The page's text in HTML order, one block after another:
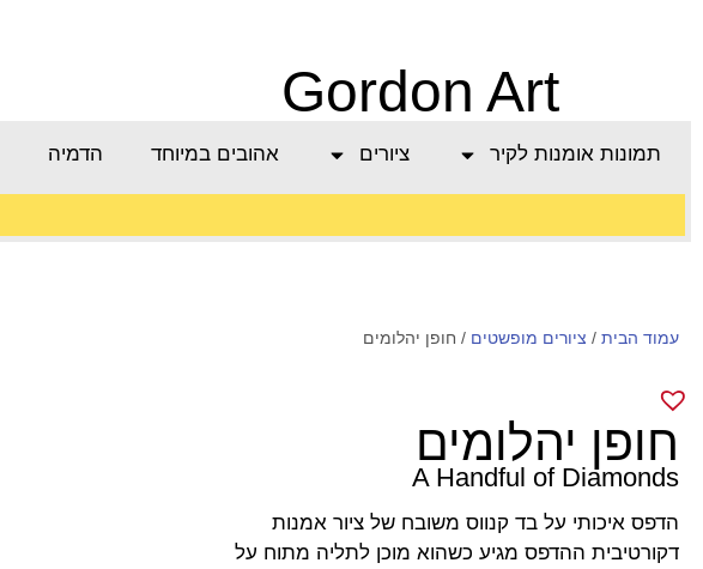
Gordon Art
תמונות אומנות לקיר ציורים אהובים במיוחד הדמיה
מעל 800 ש"ח
עמוד הבית / ציורים מופשטים / חופן יהלומים
חופן יהלומים
A Handful of Diamonds
הדפס איכותי על בד קנווס משובח של ציור אמנות
דקורטיבית ההדפס מגיע כשהוא מוכן לתליה מתוח על